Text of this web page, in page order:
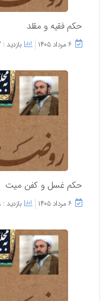
حکم فقیه و مقلد
۶ مرداد ۱۴۰۵ بازدید : 122
حکم غسل و کفن میت
۶ مرداد ۱۴۰۵ بازدید : 98